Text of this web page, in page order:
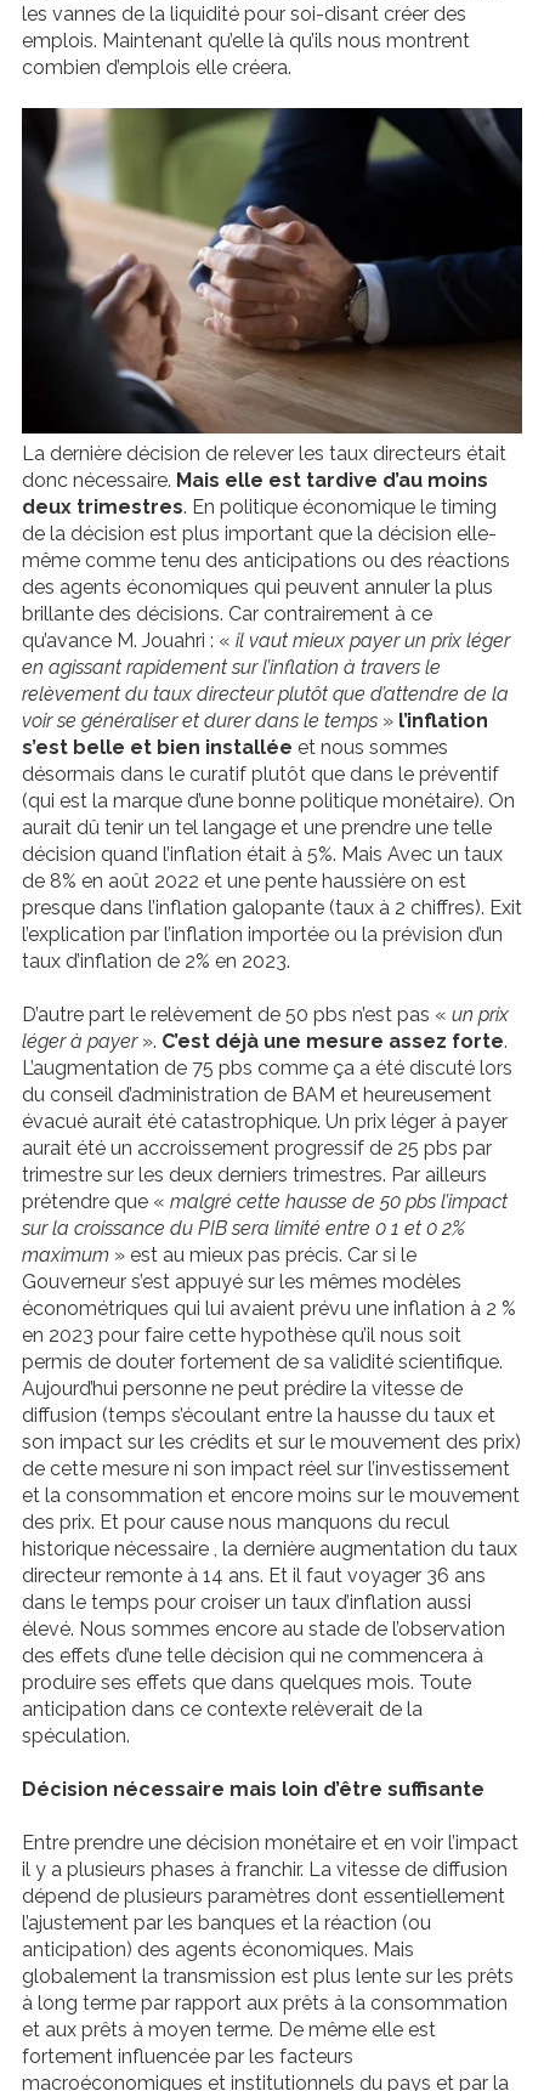
les vannes de la liquidité pour soi-disant créer des
emplois. Maintenant qu’elle là qu’ils nous montrent
combien d’emplois elle créera.
La dernière décision de relever les taux directeurs était
donc nécessaire. Mais elle est tardive d’au moins
deux trimestres. En politique économique le timing
de la décision est plus important que la décision elle-
même comme tenu des anticipations ou des réactions
des agents économiques qui peuvent annuler la plus
brillante des décisions. Car contrairement à ce
qu’avance M. Jouahri : « il vaut mieux payer un prix léger
en agissant rapidement sur l’inflation à travers le
relèvement du taux directeur plutôt que d’attendre de la
voir se généraliser et durer dans le temps » l’inflation
s’est belle et bien installée et nous sommes
désormais dans le curatif plutôt que dans le préventif
(qui est la marque d’une bonne politique monétaire). On
aurait dû tenir un tel langage et une prendre une telle
décision quand l’inflation était à 5%. Mais Avec un taux
de 8% en août 2022 et une pente haussière on est
presque dans l’inflation galopante (taux à 2 chiffres). Exit
l’explication par l’inflation importée ou la prévision d’un
taux d’inflation de 2% en 2023.
D’autre part le relèvement de 50 pbs n’est pas « un prix
léger à payer». C’est déjà une mesure assez forte.
L’augmentation de 75 pbs comme ça a été discuté lors
du conseil d’administration de BAM et heureusement
évacué aurait été catastrophique. Un prix léger à payer
aurait été un accroissement progressif de 25 pbs par
trimestre sur les deux derniers trimestres. Par ailleurs
prétendre que « malgré cette hausse de 50 pbs l’impact
sur la croissance du PIB sera limité entre 0 1 et 0 2%
maximum » est au mieux pas précis. Car si le
Gouverneur s’est appuyé sur les mêmes modèles
économétriques qui lui avaient prévu une inflation à 2 %
en 2023 pour faire cette hypothèse qu’il nous soit
permis de douter fortement de sa validité scientifique.
Aujourd’hui personne ne peut prédire la vitesse de
diffusion (temps s’écoulant entre la hausse du taux et
son impact sur les crédits et sur le mouvement des prix)
de cette mesure ni son impact réel sur l’investissement
et la consommation et encore moins sur le mouvement
des prix. Et pour cause nous manquons du recul
historique nécessaire , la dernière augmentation du taux
directeur remonte à 14 ans. Et il faut voyager 36 ans
dans le temps pour croiser un taux d’inflation aussi
élevé. Nous sommes encore au stade de l’observation
des effets d’une telle décision qui ne commencera à
produire ses effets que dans quelques mois. Toute
anticipation dans ce contexte relèverait de la
spéculation.
Décision nécessaire mais loin d’être suffisante
Entre prendre une décision monétaire et en voir l’impact
il y a plusieurs phases à franchir. La vitesse de diffusion
dépend de plusieurs paramètres dont essentiellement
l’ajustement par les banques et la réaction (ou
anticipation) des agents économiques. Mais
globalement la transmission est plus lente sur les prêts
à long terme par rapport aux prêts à la consommation
et aux prêts à moyen terme. De même elle est
fortement influencée par les facteurs
macroéconomiques et institutionnels du pays et par la